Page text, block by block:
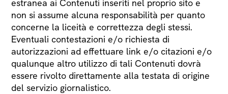
estranea ai Contenuti inseriti nel proprio sito e
non si assume alcuna responsabilità per quanto
concerne la liceità e correttezza degli stessi.
Eventuali contestazioni e/o richiesta di
autorizzazioni ad effettuare link e/o citazioni e/o
qualunque altro utilizzo di tali Contenuti dovrà
essere rivolto direttamente alla testata di origine
del servizio giornalistico.